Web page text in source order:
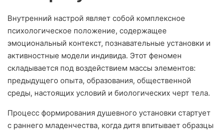
Внутренний настрой являет собой комплексное
психологическое положение, содержащее
эмоциональный контекст, познавательные установки и
активностные модели индивида. Этот феномен
складывается под воздействием массы элементов:
предыдущего опыта, образования, общественной
среды, настоящих условий и биологических черт тела.
Процесс формирования душевного установки стартует
с раннего младенчества, когда дитя впитывает образцы